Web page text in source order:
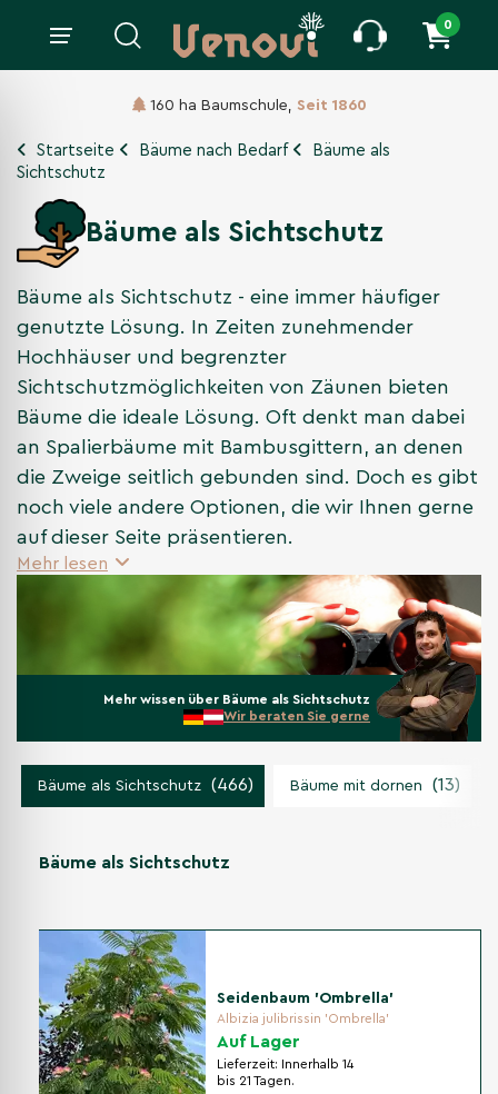
0
160 ha Baumschule, Seit 1860
Startseite Bäume nach Bedarf
Bäume als
Sichtschutz
Bäume als Sichtschutz
Bäume als Sichtschutz - eine immer häufiger
genutzte Lösung. In Zeiten zunehmender
Hochhäuser und begrenzter
Sichtschutzmöglichkeiten von Zäunen bieten
Bäume die ideale Lösung. Oft denkt man dabei
an Spalierbäume mit Bambusgittern, an denen
die Zweige seitlich gebunden sind. Doch es gibt
noch viele andere Optionen, die wir Ihnen gerne
auf dieser Seite präsentieren.
Mehr lesen
Mehr wissen über Bäume als Sichtschutz
Wir beraten Sie gerne
Bäume mit dornen (13)
Bäume als Sichtschutz (466)
Bäume als Sichtschutz
Seidenbaum 'Ombrella'
Albizia julibrissin 'Ombrella'
Auf Lager
Lieferzeit:
Innerhalb 14
bis 21 Tagen.